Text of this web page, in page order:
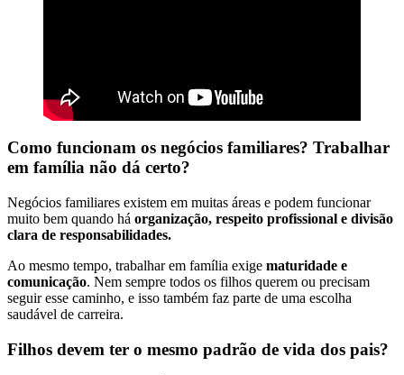
Como funcionam os negócios familiares? Trabalhar
em família não dá certo?
Negócios familiares existem em muitas áreas e podem funcionar
muito bem quando há organização, respeito profissional e divisão
clara de responsabilidades.
Ao mesmo tempo, trabalhar em família exige maturidade e
comunicação. Nem sempre todos os filhos querem ou precisam
seguir esse caminho, e isso também faz parte de uma escolha
saudável de carreira.
Filhos devem ter o mesmo padrão de vida dos pais?